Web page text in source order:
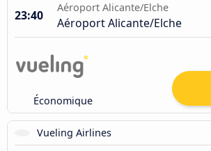
23:40
Aéroport Alicante/Elche
Aéroport Alicante/Elche
Économique
Vueling Airlines